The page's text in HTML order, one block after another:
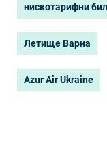
нискотарифни
Летище Варна
Azur Air Ukraine